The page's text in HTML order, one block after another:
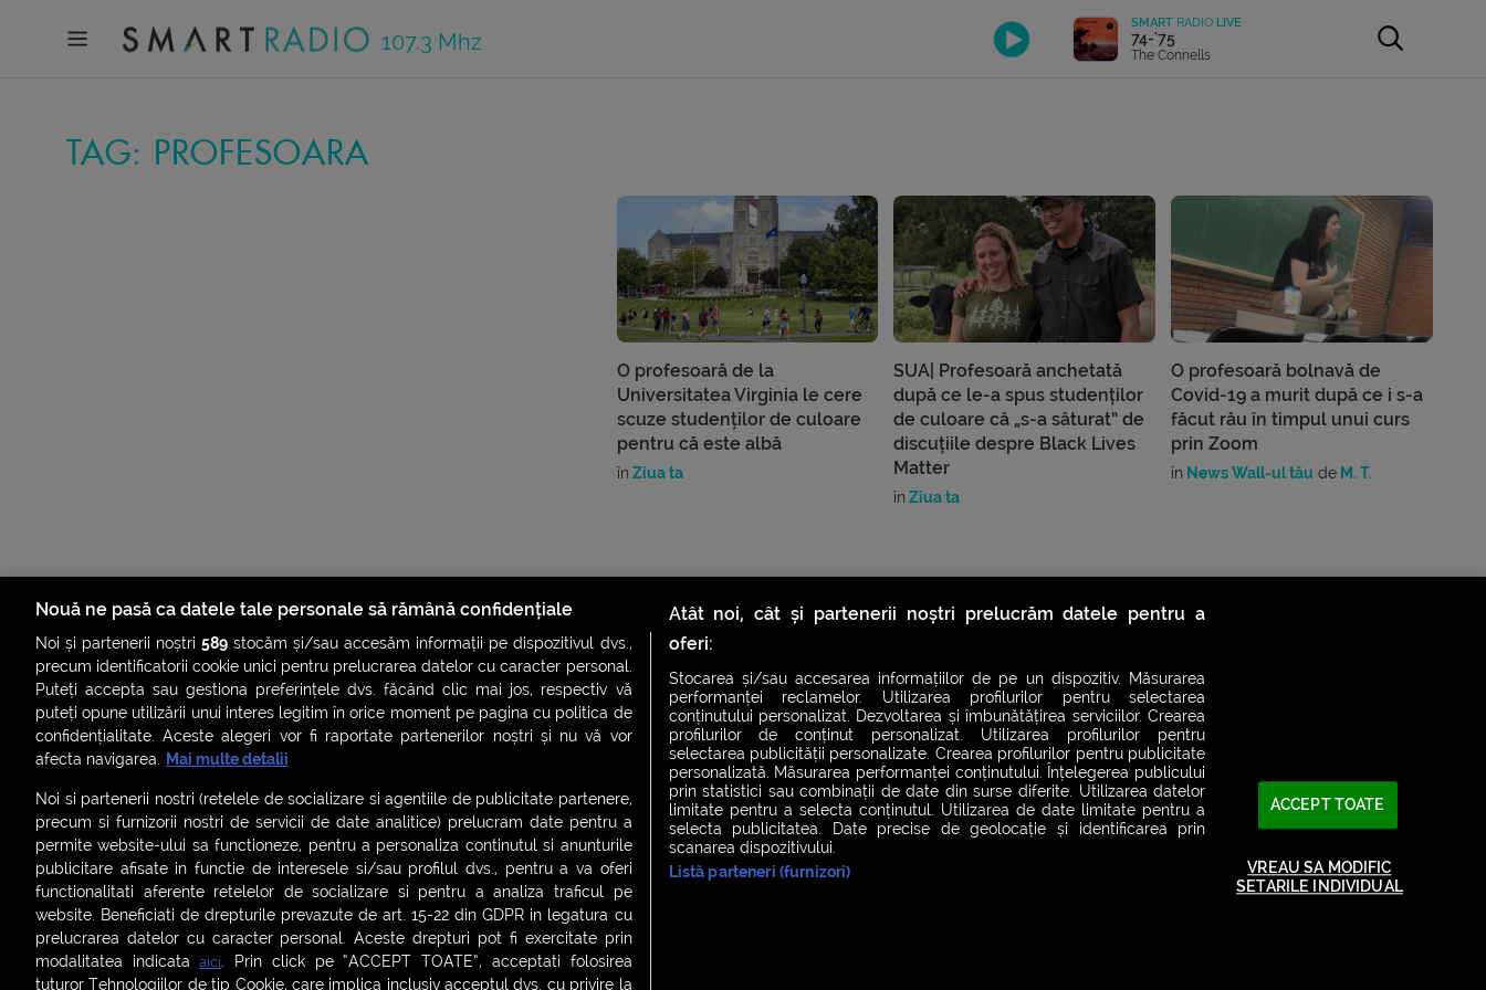
107.3 Mhz
SMART RADIO LIVE
74-'75
The Connells
TAG: PROFESOARA
O profesoară de la
Universitatea Virginia le cere
scuze studenților de culoare
pentru că este albă
în Ziua ta
SUA| Profesoară anchetată
după ce le-a spus studenților
de culoare că „s-a săturat” de
discuțiile despre Black Lives
Matter
în Ziua ta
O profesoară bolnavă de
Covid-19 a murit după ce i s-a
făcut rău în timpul unui curs
prin Zoom
în News Wall-ul tău de M. T.
ȘTIRI SMART SHORTS NIGHT FEVER
LIVE FEVER CONCERT
ASCULTĂ ACUM RADIOURILE SMART
Termeni și condiții | Politica de confidențialitate | Politica de cookies | Contact
Contact:
office@smartradio.ro
Nouă ne pasă ca datele tale personale să rămână confidențiale
Noi și partenerii noștri589 stocăm și/sau accesăm informații pe dispozitivul dvs.,
precum identificatorii cookie unici pentru prelucrarea datelor cu caracter personal.
Puteți accepta sau gestiona preferințele dvs. făcând clic mai jos, respectiv vă
puteți opune utilizării unui interes legitim în orice moment pe pagina cu politica de
confidențialitate. Aceste alegeri vor fi raportate partenerilor noștri și nu vă vor
afecta navigarea. Mai multe detalii
Noi si partenerii nostri (retelele de socializare si agentiile de publicitate partenere,
precum si furnizorii nostri de servicii de date analitice) prelucram date pentru a
permite website-ului sa functioneze, pentru a personaliza continutul si anunturile
publicitare afisate in functie de interesele si/sau profilul dvs., pentru a va oferi
functionalitati aferente retelelor de socializare si pentru a analiza traficul pe
website. Beneficiati de drepturile prevazute de art. 15-22 din GDPR in legatura cu
prelucrarea datelor cu caracter personal. Aceste drepturi pot fi exercitate prin
modalitatea indicataaici. Prin click pe “ACCEPT TOATE”, acceptati folosirea
tuturor Tehnologiilor de tip Cookie, care implica inclusiv acceptul dvs. cu privire la
Atât noi, cât și partenerii noștri prelucrăm datele pentru a
oferi:
Stocarea și/sau accesarea informațiilor de pe un dispozitiv. Măsurarea
performanței reclamelor. Utilizarea profilurilor pentru selectarea
conținutului personalizat. Dezvoltarea și îmbunătățirea serviciilor. Crearea
profilurilor de conținut personalizat. Utilizarea profilurilor pentru
selectarea publicității personalizate. Crearea profilurilor pentru publicitate
personalizată. Măsurarea performanței conținutului. Înțelegerea publicului
prin statistici sau combinații de date din surse diferite. Utilizarea datelor
limitate pentru a selecta conținutul. Utilizarea de date limitate pentru a
selecta publicitatea. Date precise de geolocație și identificarea prin
scanarea dispozitivului.
Listă parteneri (furnizori)
ACCEPT TOATE
VREAU SA MODIFIC
SETARILE INDIVIDUAL